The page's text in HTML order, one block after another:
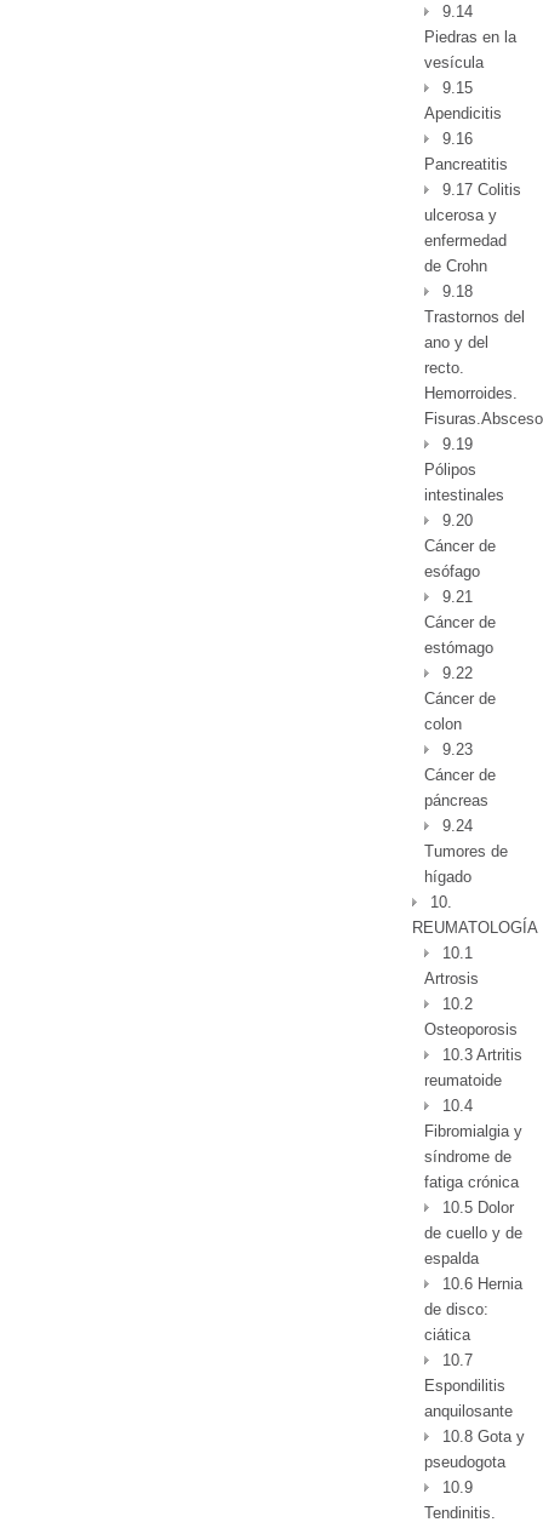
9.14
Piedras en la
vesícula
9.15
Apendicitis
9.16
Pancreatitis
9.17 Colitis
ulcerosa y
enfermedad
de Crohn
9.18
Trastornos del
ano y del
recto.
Hemorroides.
9.19
Pólipos
intestinales
9.20
Cáncer de
esófago
9.21
Cáncer de
estómago
9.22
Cáncer de
colon
9.23
Cáncer de
páncreas
9.24
Tumores de
hígado
10.
REUMATOLOGÍA
10.1
Artrosis
10.2
Osteoporosis
10.3 Artritis
reumatoide
10.4
Fibromialgia y
síndrome de
fatiga crónica
10.5 Dolor
de cuello y de
espalda
10.6 Hernia
de disco:
ciática
10.7
Espondilitis
anquilosante
10.8 Gota y
pseudogota
10.9
Tendinitis.